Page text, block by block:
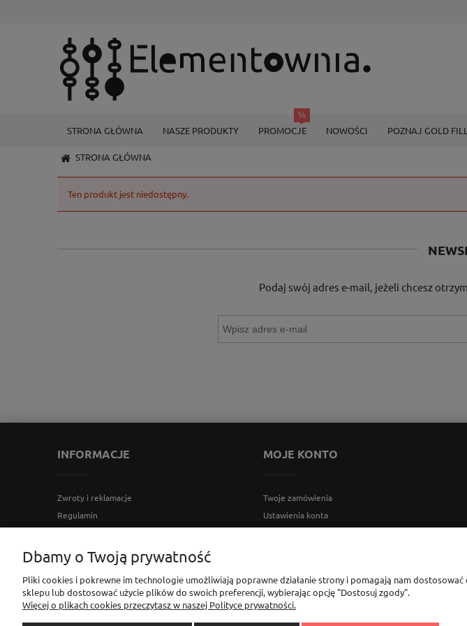
STRONA GŁÓWNA NASZE PRODUKTY PROMOCJE NOWOŚCI POZNAJ GOLD
STRONA GŁÓWNA
Ten produkt jest niedostępny.
Podaj swój adres e-mail, jeżeli chcesz
INFORMACJE
Zwroty i reklamacje
Regulamin
Ustawienia plików cookies
Bezpieczeństwo użytkowania produktów
MOJE KONTO
Twoje zamówienia
Ustawienia konta
Sklep Elementownia |Al. Niepodległości 76/78, 02-626 Warszawa, woj. mazowieckie | tel.
Dbamy o Twoją prywatność
Pliki cookies i pokrewne im technologie umożliwiają poprawne działanie strony i pomagają nam
sklepu lub dostosować użycie plików do swoich preferencji, wybierając opcję "Dostosuj zgody".
Więcej o plikach cookies przeczytasz w naszej Polityce prywatności.